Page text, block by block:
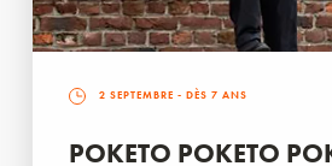
2 SEPTEMBRE - DÈS 7 ANS
POKETO POKETO